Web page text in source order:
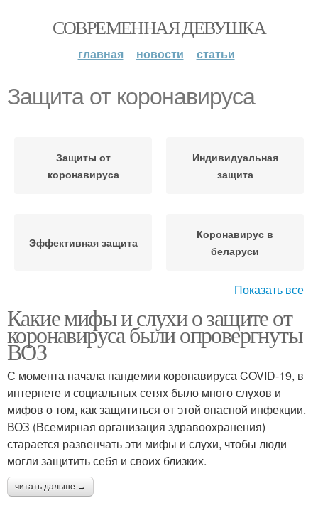
СОВРЕМЕННАЯ ДЕВУШКА
главная новости статьи
Защита от коронавируса
Защиты от
коронавируса
Индивидуальная
защита
Эффективная защита
Коронавирус в
беларуси
Коронавирус в россии
Показать все
Какие мифы и слухи о защите от
коронавируса были опровергнуты
ВОЗ
С момента начала пандемии коронавируса COVID-19, в
интернете и социальных сетях было много слухов и
мифов о том, как защититься от этой опасной инфекции.
ВОЗ (Всемирная организация здравоохранения)
старается развенчать эти мифы и слухи, чтобы люди
могли защитить себя и своих близких.
читать дальше →